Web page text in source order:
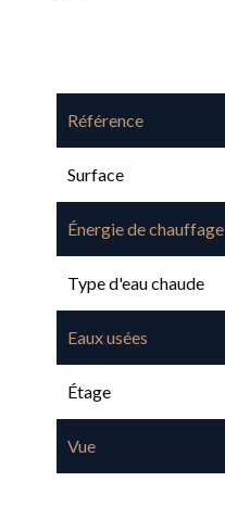
Référence
Surface
Énergie de chauffage
Type d'eau chaude
Eaux usées
Étage
Vue